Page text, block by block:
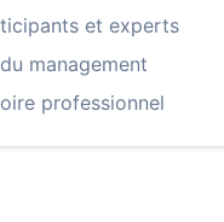
et experts
management
professionnel